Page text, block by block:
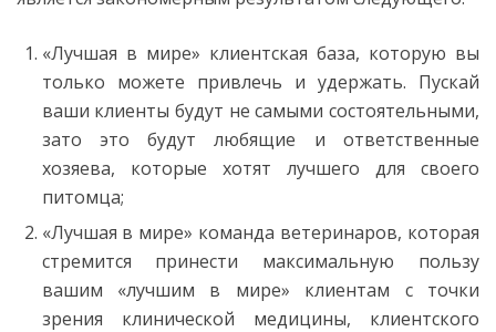
«Лучшая в мире» клиентская база, которую вы
только можете привлечь и удержать. Пускай
ваши клиенты будут не самыми состоятельными,
зато это будут любящие и ответственные
хозяева, которые хотят лучшего для своего
питомца;
«Лучшая в мире» команда ветеринаров, которая
стремится принести максимальную пользу
вашим «лучшим в мире» клиентам с точки
зрения клинической медицины, клиентского